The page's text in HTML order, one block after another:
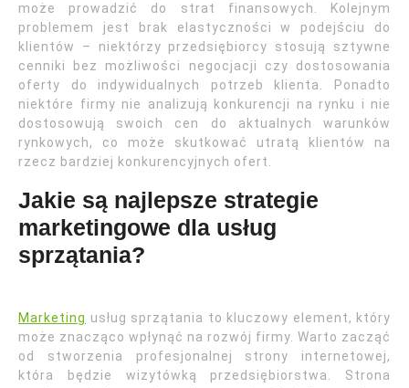
może prowadzić do strat finansowych. Kolejnym
problemem jest brak elastyczności w podejściu do
klientów – niektórzy przedsiębiorcy stosują sztywne
cenniki bez możliwości negocjacji czy dostosowania
oferty do indywidualnych potrzeb klienta. Ponadto
niektóre firmy nie analizują konkurencji na rynku i nie
dostosowują swoich cen do aktualnych warunków
rynkowych, co może skutkować utratą klientów na
rzecz bardziej konkurencyjnych ofert.
Jakie są najlepsze strategie
marketingowe dla usług
sprzątania?
Marketing usług sprzątania to kluczowy element, który
może znacząco wpłynąć na rozwój firmy. Warto zacząć
od stworzenia profesjonalnej strony internetowej,
która będzie wizytówką przedsiębiorstwa. Strona